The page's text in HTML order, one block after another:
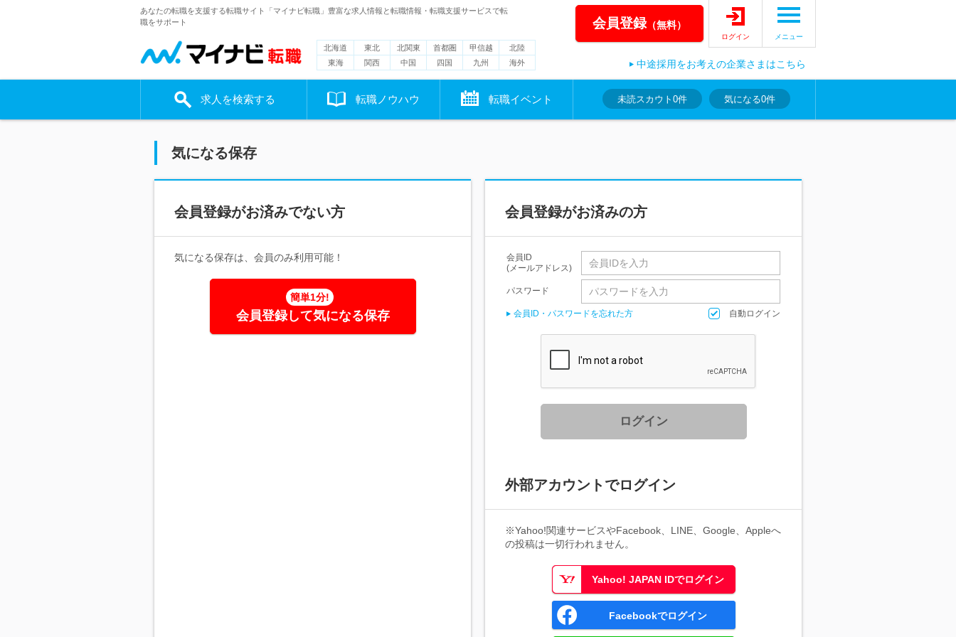
あなたの転職を支援する転職サイト「マイナビ転職」豊富な求人情報と転職情報・転職支援サービスで転
職をサポート
北海道 東北 北関東 首都圏 甲信越
北陸
東海
関西 中国 四国 九州 海外
会員登録（無料）
ログイン メニュー
中途採用をお考えの企業さまはこちら
求人を検索する 転職ノウハウ 転職イベント 未読スカウト 0件 気になる0件
気になる保存
会員登録がお済みでない方
気になる保存は、会員のみ利用可能！
簡単1分!
会員登録して気になる保存
会員登録がお済みの方
会員ID
(メールアドレス)
パスワード
会員ID・パスワードを忘れた方 自動ログイン
ログイン
外部アカウントでログイン
※Yahoo!関連サービスやFacebook、LINE、Google、Appleへ
の投稿は一切行われません。
Yahoo! JAPAN IDでログイン
Facebookでログイン